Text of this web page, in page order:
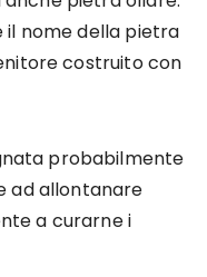
il nome della pietra
costruito con
probabilmente
ad allontanare
a curarne i